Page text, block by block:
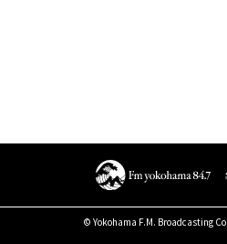
© Yokohama F.M. Broadcasting